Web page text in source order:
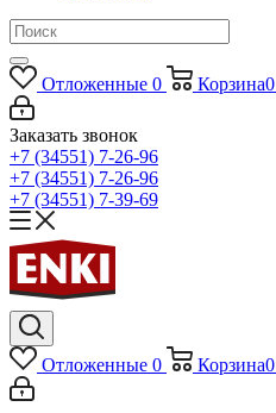
Отложенные 0 Корзина0
Заказать звонок
+7 (34551) 7-26-96
+7 (34551) 7-26-96
+7 (34551) 7-39-69
Отложенные 0 Корзина0